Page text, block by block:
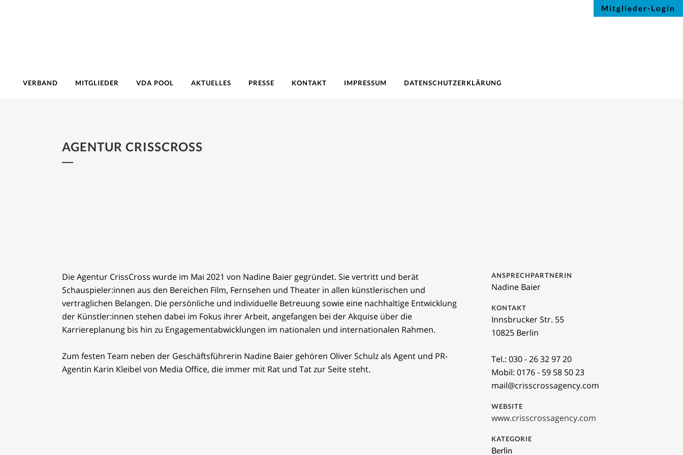
Mitglieder-Login
VERBAND MITGLIEDER VDA POOL AKTUELLES PRESSE KONTAKT IMPRESSUM DATENSCHUTZERKLÄRUNG
AGENTUR CRISSCROSS
Die Agentur CrissCross wurde im Mai 2021 von Nadine Baier gegründet. Sie vertritt und berät
Schauspieler:innen aus den Bereichen Film, Fernsehen und Theater in allen künstlerischen und
vertraglichen Belangen. Die persönliche und individuelle Betreuung sowie eine nachhaltige Entwicklung
der Künstler:innen stehen dabei im Fokus ihrer Arbeit, angefangen bei der Akquise über die
Karriereplanung bis hin zu Engagementabwicklungen im nationalen und internationalen Rahmen.
Zum festen Team neben der Geschäftsführerin Nadine Baier gehören Oliver Schulz als Agent und PR-
Agentin Karin Kleibel von Media Office, die immer mit Rat und Tat zur Seite steht.
ANSPRECHPARTNERIN
Nadine Baier
KONTAKT
Innsbrucker Str. 55
10825 Berlin
Tel.: 030 - 26 32 97 20
Mobil: 0176 - 59 58 50 23
mail@crisscrossagency.com
WEBSITE
www.crisscrossagency.com
KATEGORIE
Berlin